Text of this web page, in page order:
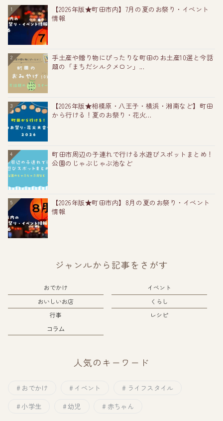
1
【2026年版★町田市内】7月の夏のお祭り・イベント
情報
2
手土産や贈り物にぴったりな町田のお土産10選と今話
題の「まちだシルクメロン」...
3
【2026年版★相模原・八王子・横浜・湘南など】町田
から行ける！夏のお祭り・花火...
4
町田市周辺の子連れで行ける水遊びスポットまとめ！
公園のじゃぶじゃぶ池など
5
【2026年版★町田市内】8月の夏のお祭り・イベント
情報
ジャンルから記事をさがす
おでかけ
イベント
おいしいお店
くらし
行事
レシピ
コラム
人気のキーワード
おでかけ イベント
ライフスタイル
小学生
幼児 赤ちゃん